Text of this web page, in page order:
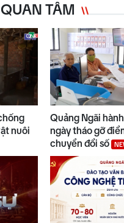
TÂM
nuôi
Quảng Ngãi
ngày tháo gỡ
chuyển đổi số